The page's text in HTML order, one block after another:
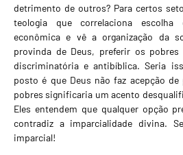
detrimento de outros? Para certos
teologia que correlaciona escolha
econômica e vê a organização da
provinda de Deus, preferir os
discriminatória e antibíblica. Seria
posto é que Deus não faz acepção
pobres significaria um acento
Eles entendem que qualquer opção
contradiz a imparcialidade divina.
imparcial!